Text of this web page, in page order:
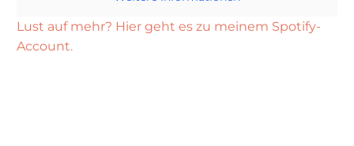
Lust auf mehr? Hier geht es zu meinem Spotify-
Account.